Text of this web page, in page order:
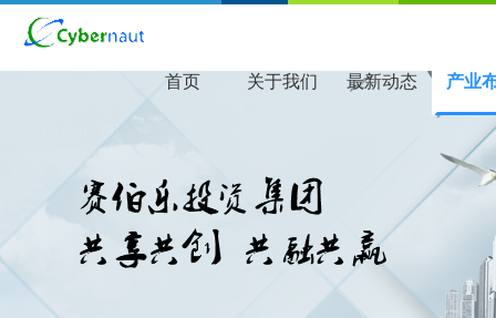
首页 关于我们 最新动态 产业